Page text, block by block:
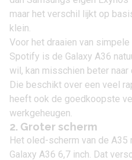
maar het verschil lijkt op
klein.
Voor het draaien van
Spotify is de Galaxy A36
wil, kan misschien beter naar
Die beschikt over een veel
heeft ook de goedkoopste
werkgeheugen.
2. Groter scherm
Het oled-scherm van de A35
Galaxy A36 6,7 inch. Dat